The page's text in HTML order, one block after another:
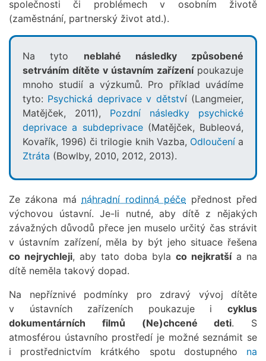
společnosti či problémech v osobním životě
(zaměstnání, partnerský život atd.).
Na tyto neblahé následky způsobené
setrváním dítěte v ústavním zařízenípoukazuje
mnoho studií a výzkumů. Pro příklad uvádíme
tyto: Psychická deprivace v dětství (Langmeier,
Matějček, 2011), Pozdní následky psychické
deprivace a subdeprivace(Matějček, Bubleová,
Kovařík, 1996) či trilogie knih Vazba, Odloučenía
Ztráta (Bowlby, 2010, 2012, 2013).
Ze zákona má náhradní rodinná péče přednost před
výchovou ústavní. Je-li nutné, aby dítě z nějakých
závažných důvodů přece jen muselo určitý čas strávit
v ústavním zařízení, měla by být jeho situace řešena
co nejrychleji, aby tato doba byla co nejkratšía na
dítě neměla takový dopad.
Na nepříznivé podmínky pro zdravý vývoj dítěte
v ústavních zařízeních poukazuje i cyklus
dokumentárních filmů (Ne)chcené deti. S
atmosférou ústavního prostředí je možné seznámit se
i prostřednictvím krátkého spotu dostupného na